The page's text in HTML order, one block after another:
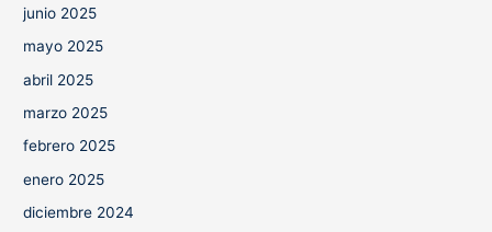
junio 2025
mayo 2025
abril 2025
marzo 2025
febrero 2025
enero 2025
diciembre 2024